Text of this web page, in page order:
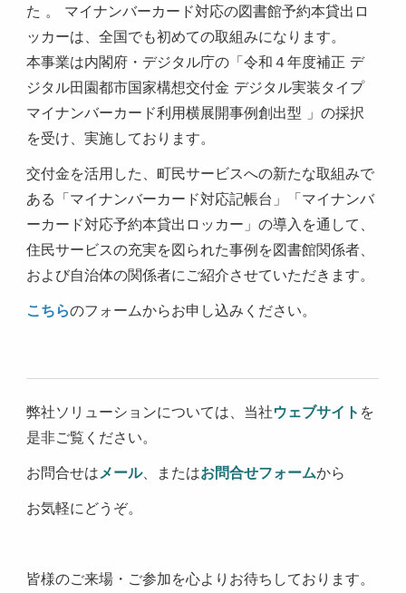
た 。 マイナンバーカード対応の図書館予約本貸出ロ
ッカーは、全国でも初めての取組みになります。
本事業は内閣府・デジタル庁の「令和４年度補正 デ
ジタル田園都市国家構想交付金 デジタル実装タイプ
マイナンバーカード利用横展開事例創出型 」の採択
を受け、実施しております。
交付金を活用した、町民サービスへの新たな取組みで
ある「マイナンバーカード対応記帳台」「マイナンバ
ーカード対応予約本貸出ロッカー」の導入を通して、
住民サービスの充実を図られた事例を図書館関係者、
および自治体の関係者にご紹介させていただきます。
こちらのフォームからお申し込みください。
弊社ソリューションについては、当社ウェブサイト を
是非ご覧ください。
お問合せは メール、またはお問合せフォームから
お気軽にどうぞ。
皆様のご来場・ご参加を心よりお待ちしております。